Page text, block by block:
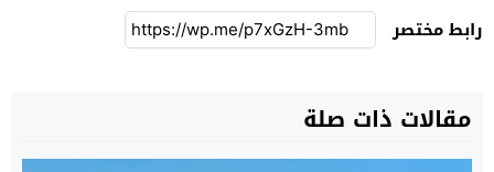
رابط مختصر
مقالات ذات صلة